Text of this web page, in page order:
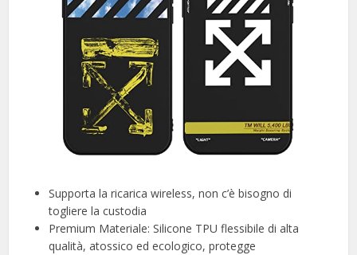
Supporta la ricarica wireless, non c’è bisogno di
togliere la custodia
Premium Materiale: Silicone TPU flessibile di alta
qualità, atossico ed ecologico, protegge